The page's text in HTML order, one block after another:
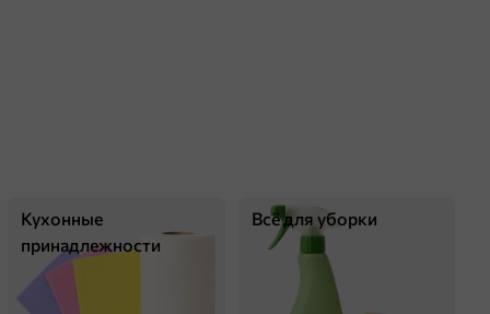
Кухонные
принадлежности
Всё для уборки